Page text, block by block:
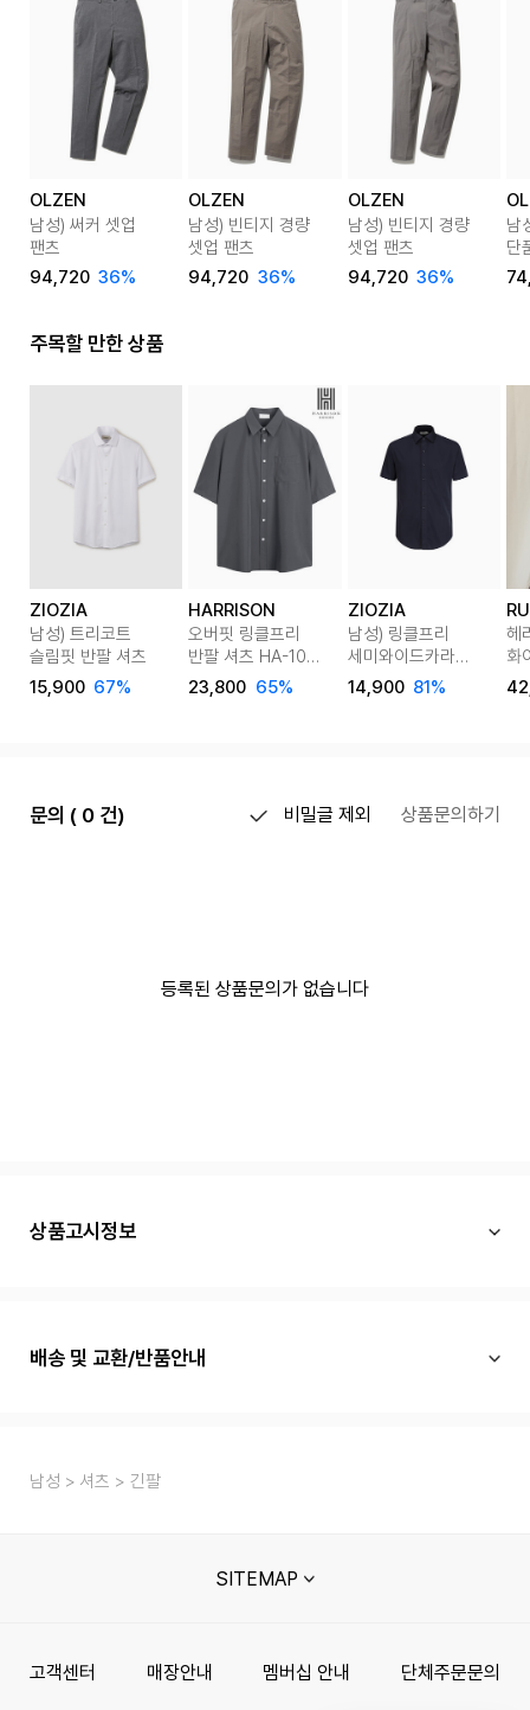
OLZEN
남성) 써커 셋업
팬츠
94,720 36%
OLZEN
남성) 빈티지 경량
셋업 팬츠
94,720 36%
OLZEN
남성) 빈티지 경량
셋업 팬츠
94,720 36%
남
단
주목할 만한 상품
ZIOZIA
남성) 트리코트
슬림핏 반팔 셔츠
15,900 67%
HARRISON
오버핏 링클프리
반팔 셔츠 HA-1057
JKC1005
23,800 65%
ZIOZIA
남성) 링클프리
세미와이드카라
슬림핏 반팔 셔츠
14,900 81%
헤
화
문의 ( 0 건) 비밀글 제외 상품문의하기
등록된 상품문의가 없습니다
상품고시정보
배송 및 교환/반품안내
남성 셔츠 긴팔
SITEMAP
고객센터 매장안내 멤버십 안내 단체주문문의